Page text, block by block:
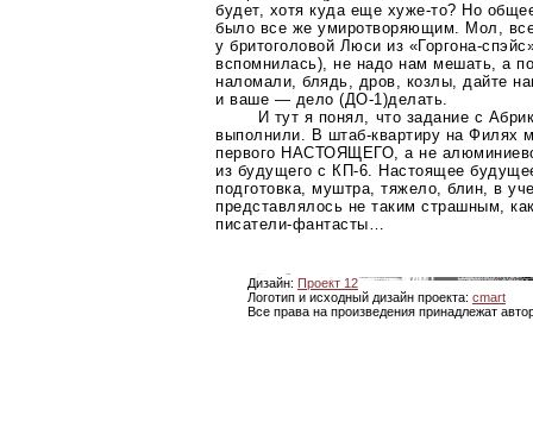
будет, хотя куда еще хуже-то? Но
было все же умиротворяющим. Мол,
у бритоголовой Люси из «Горгона-
вспомнилась), не надо нам мешать, а
наломали, блядь, дров, козлы, дайте
и ваше — дело(ДО-1)делать.
И тут я понял, что задание с
выполнили. В штаб-квартиру на Филях
первого НАСТОЯЩЕГО, а не
из будущего с КП-6 . Настоящее
подготовка, муштра, тяжело, блин, в
представлялось не таким страшным,
писатели-фантасты
Дизайн: Проект 12
Логотип и исходный дизайн проекта: cmart
Все права на произведения принадлежат